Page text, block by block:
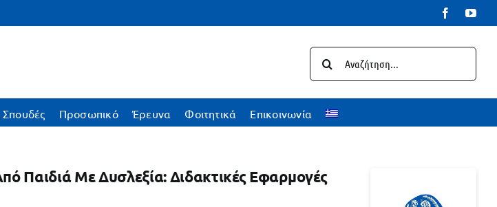
Facebook
για:
Σπουδές Προσωπικό Έρευνα Φοιτητικά Επικοινωνία
Παιδιά Με Δυσλεξία: Διδακτικές Εφαρμογές